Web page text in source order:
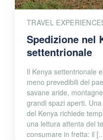
TRAVEL
Spedizione nel
settentrionale
Il Kenya settentrionale
meno prevedibili del
savane aride,
grandi spazi aperti.
del Kenya richiede
una lettura attenta del
consumare in fretta: il